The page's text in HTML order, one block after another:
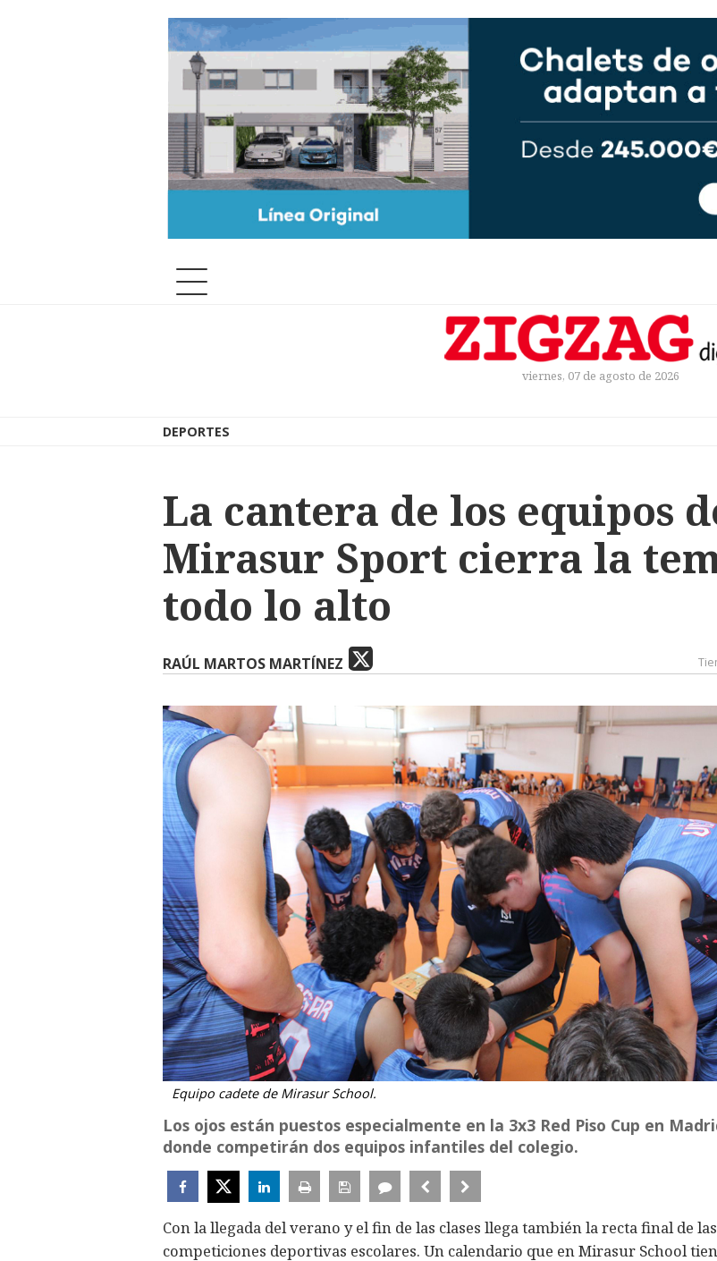
viernes, 07 de agosto de 2026
DEPORTES
La cantera de los equipos
Mirasur Sport cierra la
todo lo alto
RAÚL MARTOS MARTÍNEZ
Equipo cadete de Mirasur School.
Los ojos están puestos especialmente en la 3x3 Red Piso Cup en
donde competirán dos equipos infantiles del colegio.
Con la llegada del verano y el fin de las clases llega también la recta final de las
competiciones deportivas escolares. Un calendario que en Mirasur School